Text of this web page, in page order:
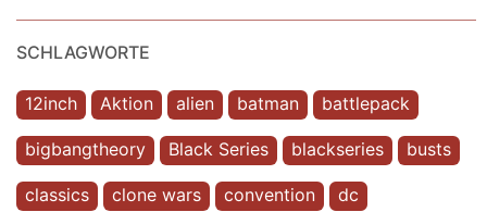
SCHLAGWORTE
12inch Aktion alien batman battlepack
bigbangtheory Black Series blackseries busts
classics clone wars convention dc